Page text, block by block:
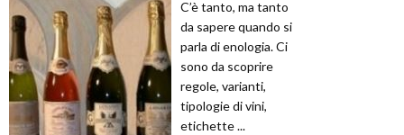
C’è tanto, ma tanto
da sapere quando si
parla di enologia. Ci
sono da scoprire
regole, varianti,
tipologie di vini,
etichette ...